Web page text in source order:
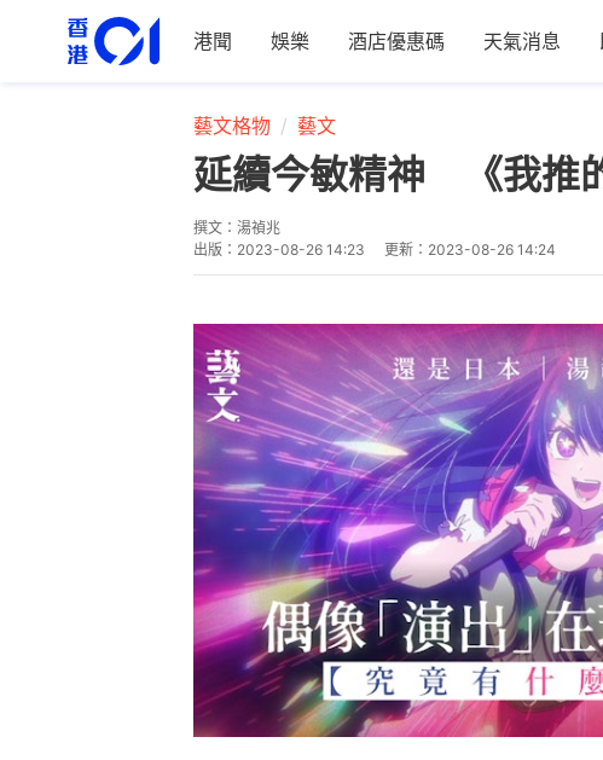
港聞 娛樂 酒店優惠碼 天氣消息
藝文格物 藝文
延續今敏精神 《我推
撰文： 湯禎兆
出版： 2023-08-26 14:23 更新： 2023-08-26 14:24